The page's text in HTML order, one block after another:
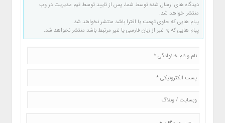
دیدگاه های ارسال شده توسط شما، پس از تایید توسط تیم مدیریت در وب
منتشر خواهد شد.
پیام هایی که حاوی تهمت یا افترا باشد منتشر نخواهد شد.
پیام هایی که به غیر از زبان فارسی یا غیر مرتبط باشد منتشر نخواهد شد.